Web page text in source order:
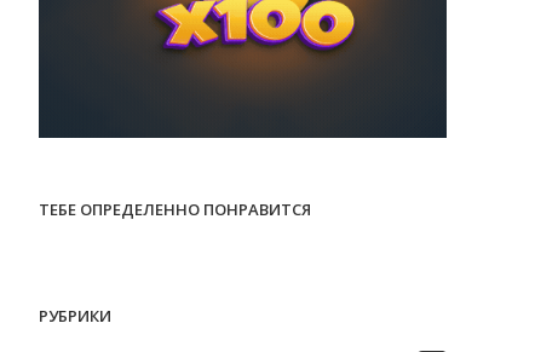
ТЕБЕ ОПРЕДЕЛЕННО ПОНРАВИТСЯ
РУБРИКИ